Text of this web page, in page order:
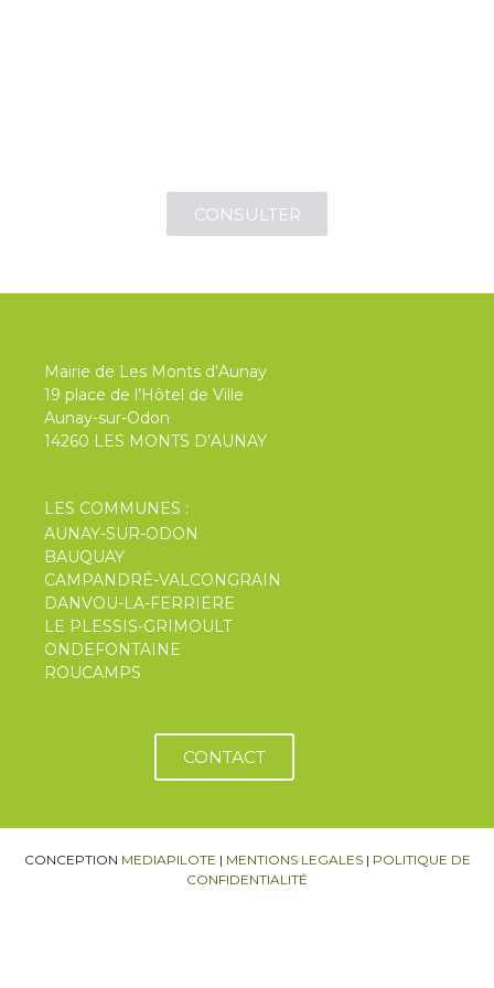
CONSULTER
Mairie de Les Monts d’Aunay
19 place de l’Hôtel de Ville
Aunay-sur-Odon
14260 LES MONTS D’AUNAY
LES COMMUNES :
AUNAY-SUR-ODON
BAUQUAY
CAMPANDRÉ-VALCONGRAIN
DANVOU-LA-FERRIERE
LE PLESSIS-GRIMOULT
ONDEFONTAINE
ROUCAMPS
CONTACT
CONCEPTION MEDIAPILOTE MENTIONS LEGALES| POLITIQUE DE
CONFIDENTIALITÉ